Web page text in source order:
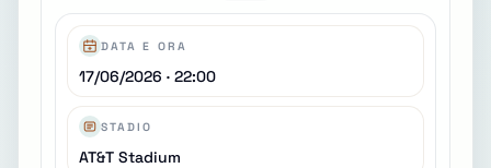
DATA E ORA
17/06/2026 · 22:00
STADIO
AT&T Stadium